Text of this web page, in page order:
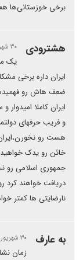
برخی خوزستانی‌ها
هشترودی ۳۰ شهریور ۱۴۰۰ | ۲۲:۴۰
یک
ایران داره برخی
ضعف هاش رو
ایران کاملا
و فریب حرفهای
هست رو
خائن رو یدک خواهید
جمهوری اسلامی رو
دریافت خواهند
نارضایتی ها کمتر
به عارف ۳۰ شهریور ۱۴۰۰ | ۲۳:۱۳
زمان